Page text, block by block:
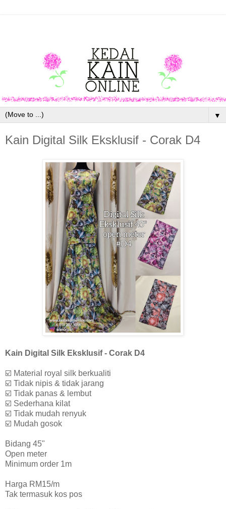
▼
Kain Digital Silk Eksklusif - Corak D4
Kain Digital Silk Eksklusif - Corak D4
☑️ Material royal silk berkualiti
☑️ Tidak nipis & tidak jarang
☑️ Tidak panas & lembut
☑️ Sederhana kilat
☑️ Tidak mudah renyuk
☑️ Mudah gosok
Bidang 45"
Open meter
Minimum order 1m
Harga RM15/m
Tak termasuk kos pos